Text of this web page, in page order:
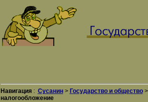
Навигация: Сусанин> Государство и общество
налогообложение